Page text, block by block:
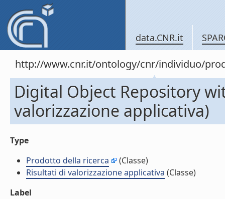
data.CNR.it
http://www.cnr.it/ontology/cnr/individuo/
Digital Object Repository
valorizzazione applicativa)
Type
Prodotto della ricerca
(Classe)
Risultati di valorizzazione applicativa (Classe)
Label